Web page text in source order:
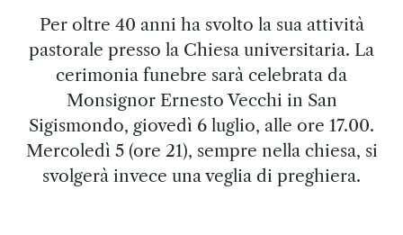
Per oltre 40 anni ha svolto la sua attività
pastorale presso la Chiesa universitaria. La
cerimonia funebre sarà celebrata da
Monsignor Ernesto Vecchi in San
Sigismondo, giovedì 6 luglio, alle ore 17.00.
Mercoledì 5 (ore 21), sempre nella chiesa, si
svolgerà invece una veglia di preghiera.